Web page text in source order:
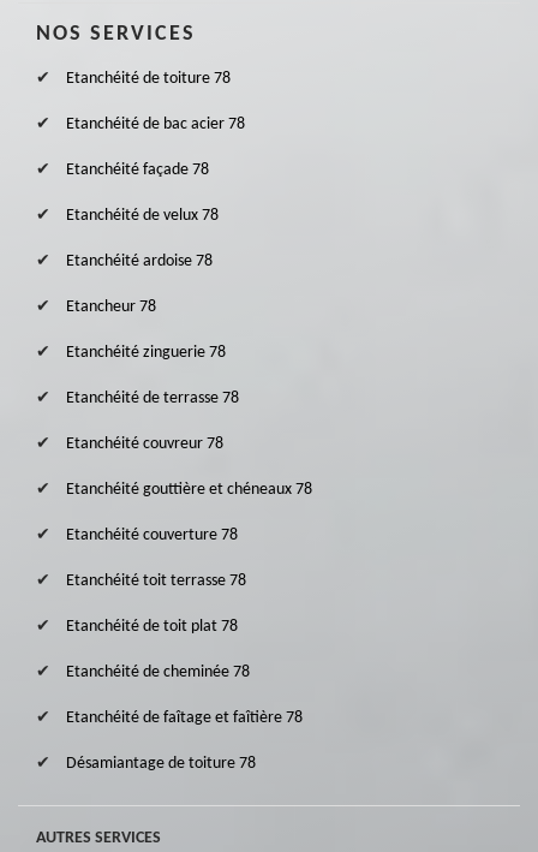
NOS SERVICES
Etanchéité de toiture 78
Etanchéité de bac acier 78
Etanchéité façade 78
Etanchéité de velux 78
Etanchéité ardoise 78
Etancheur 78
Etanchéité zinguerie 78
Etanchéité de terrasse 78
Etanchéité couvreur 78
Etanchéité gouttière et chéneaux 78
Etanchéité couverture 78
Etanchéité toit terrasse 78
Etanchéité de toit plat 78
Etanchéité de cheminée 78
Etanchéité de faîtage et faîtière 78
Désamiantage de toiture 78
AUTRES SERVICES